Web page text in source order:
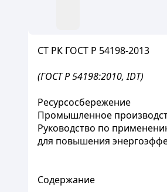
СТ РК ГОСТ Р 54198-2013
(ГОСТ Р 54198:2010, IDT)
Ресурсосбережение
Промышленное
Руководство по
для повышения
Содержание